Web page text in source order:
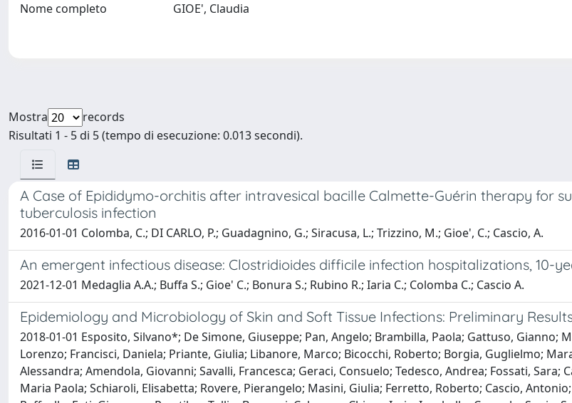
Nome completo GIOE', Claudia
Mostra
records
Risultati 1 - 5 di 5 (tempo di esecuzione: 0.013 secondi).
A Case of Epididymo-orchitis after intravesical bacille Calmette-Guérin therapy for
tuberculosis infection
2016-01-01 Colomba, C.; DI CARLO, P.; Guadagnino, G.; Siracusa, L.; Trizzino, M.; Gioe', C.; Cascio, A.
An emergent infectious disease: Clostridioides difficile infection hospitalizations, 10-
2021-12-01 Medaglia A.A.; Buffa S.; Gioe' C.; Bonura S.; Rubino R.; Iaria C.; Colomba C.; Cascio A.
Epidemiology and Microbiology of Skin and Soft Tissue Infections: Preliminary
2018-01-01 Esposito, Silvano*; De Simone, Giuseppe; Pan, Angelo; Brambilla, Paola; Gattuso,
Lorenzo; Francisci, Daniela; Priante, Giulia; Libanore, Marco; Bicocchi, Roberto; Borgia, Guglielmo;
Alessandra; Amendola, Giovanni; Savalli, Francesca; Geraci, Consuelo; Tedesco, Andrea; Fossati,
Maria Paola; Schiaroli, Elisabetta; Rovere, Pierangelo; Masini, Giulia; Ferretto, Roberto; Cascio,